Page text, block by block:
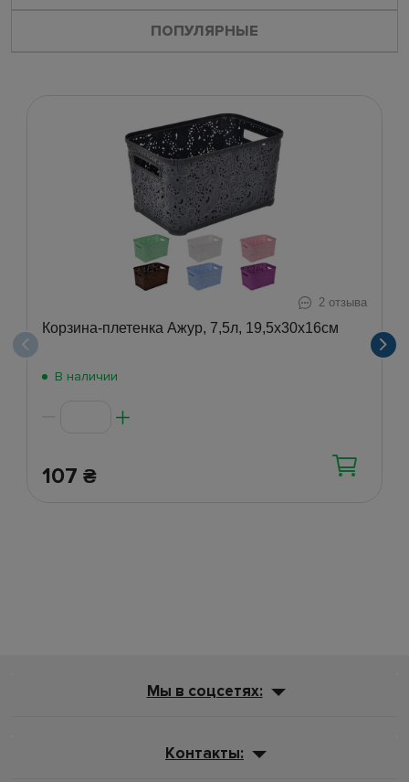
ПОПУЛЯРНЫЕ
2 отзыва
Корзина-плетенка Ажур, 7,5л, 19,5х30х16см
В наличии
107 ₴
Мы в соцсетях:
Контакты: